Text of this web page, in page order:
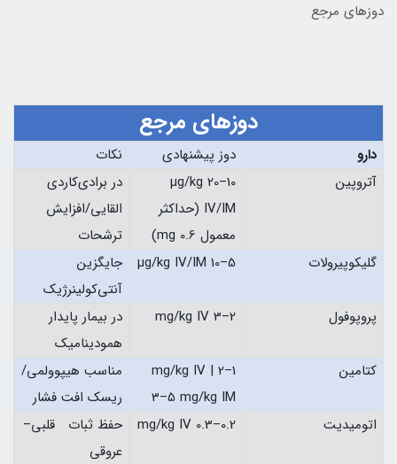
دوزهای مرجع
دوزهای مرجع
دارو دوز پیشنهادی
نکات
آتروپین
10–20 µg/kg
IV/IM (حداکثر
معمول 0.6 mg)
در برادی‌کاردی
القایی/افزایش
ترشحات
گلیکوپیرولات
5–10 µg/kg IV/IM
جایگزین
آنتی‌کولینرژیک
پروپوفول
2–3 mg/kg IV
در بیمار پایدار
همودینامیک
کتامین
1–2 mg/kg IV |
3–5 mg/kg IM
مناسب هیپوولمی/
ریسک افت فشار
اتومیدیت
0.2–0.3 mg/kg IV
حفظ ثبات قلبی–
عروقی